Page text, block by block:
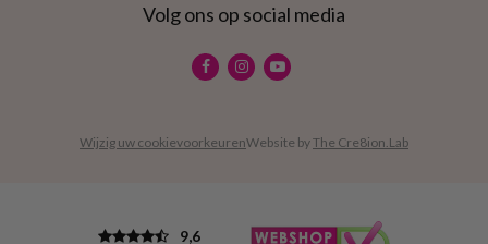
Volg ons op social media
Wijzig uw cookievoorkeurenWebsite byThe Cre8ion.Lab
9,6